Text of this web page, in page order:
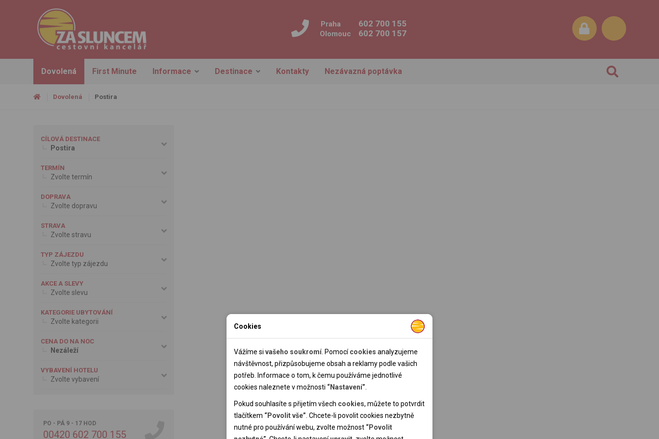
Praha 602 700 155
Olomouc 602 700 157
Dovolená First Minute Informace Destinace Kontakty Nezávazná poptávka
Dovolená Postira
CÍLOVÁ DESTINACE
Postira
TERMÍN
Zvolte termín
DOPRAVA
Zvolte dopravu
STRAVA
Zvolte stravu
TYP ZÁJEZDU
Zvolte typ zájezdu
AKCE A SLEVY
Zvolte slevu
KATEGORIE UBYTOVÁNÍ
Zvolte kategorii
CENA DO NA NOC
Nezáleží
VYBAVENÍ HOTELU
Zvolte vybavení
PO - PÁ 9 - 17 HOD
00420 602 700 155
Cookies
Vážíme si vašeho soukromí . Pomocícookies analyzujeme
návštěvnost, přizpůsobujeme obsah a reklamy podle vašich
potřeb. Informace o tom, k čemu používáme jednotlivé
cookies naleznete v možnosti “Nastavení”
Pokud souhlasíte s přijetím všech cookies, můžete to potvrdit
tlačítkem “Povolit vše” . Chcete-li povolit cookies nezbytně
nutné pro používání webu, zvolte možnost “Povolit
Nutné cookies pomáhají, aby byla webová stránka použitelná
tak, že umožní základní funkce jako navigace stránky a
přístup k zabezpečeným sekcím webové stránky. Webová
stránka nemůže správně fungovat bez těchto cookies.
Analytické cookies
Pomocí analytických cookies můžeme měřit návštěvnost